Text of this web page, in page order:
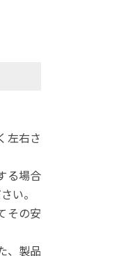
左右さ
る場合
い。
その安
、製品